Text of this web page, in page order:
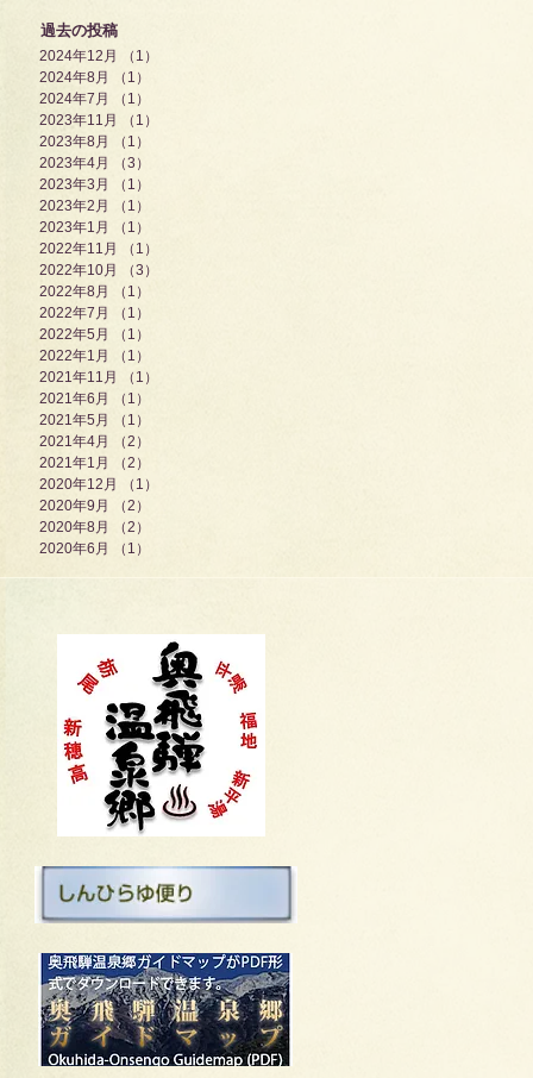
過去の投稿
2024年12月 （1）
2024年8月
（1）
2024年7月
（1）
2023年11月
（1）
2023年8月
（1）
2023年4月
（3）
2023年3月
（1）
2023年2月
（1）
2023年1月
（1）
2022年11月
（1）
2022年10月
（3）
2022年8月
（1）
2022年7月
（1）
2022年5月
（1）
2022年1月
（1）
2021年11月
（1）
2021年6月
（1）
2021年5月
（1）
2021年4月
（2）
2021年1月
（2）
2020年12月
（1）
2020年9月
（2）
2020年8月
（2）
2020年6月
（1）